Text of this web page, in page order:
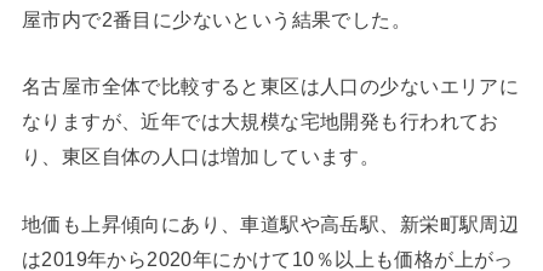
屋市内で2番目に少ないという結果でした。
名古屋市全体で比較すると東区は人口の少ないエリアに
なりますが、近年では大規模な宅地開発も行われてお
り、東区自体の人口は増加しています。
地価も上昇傾向にあり、車道駅や高岳駅、新栄町駅周辺
は2019年から2020年にかけて10％以上も価格が上がっ